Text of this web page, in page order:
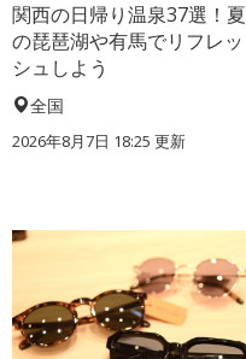
関西の日帰り温泉37選！夏
の琵琶湖や有馬でリフレッ
シュしよう
全国
2026年8月7日 18:25 更新